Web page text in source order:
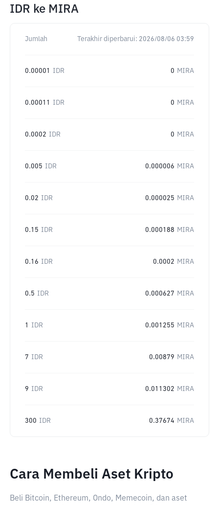
IDR ke MIRA
Jumlah Terakhir diperbarui: 2026/08/06 03:59
0.00001 IDR 0 MIRA
0.00011 IDR 0 MIRA
0.0002 IDR 0 MIRA
0.005 IDR 0.000006 MIRA
0.02 IDR 0.000025 MIRA
0.15 IDR 0.000188 MIRA
0.16 IDR 0.0002 MIRA
0.5 IDR 0.000627 MIRA
1 IDR 0.001255 MIRA
7 IDR 0.00879 MIRA
9 IDR 0.011302 MIRA
300 IDR 0.37674 MIRA
Cara Membeli Aset Kripto
Beli Bitcoin, Ethereum, Ondo, Memecoin, dan aset